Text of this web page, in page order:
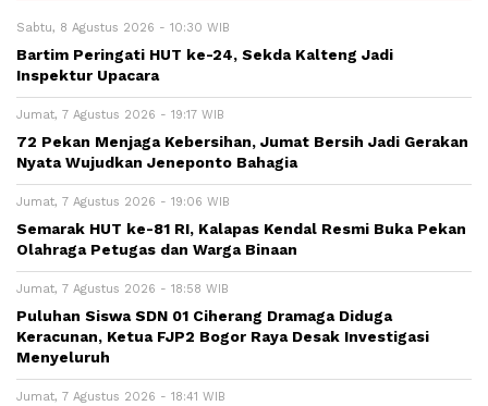
Sabtu, 8 Agustus 2026 - 10:30 WIB
Bartim Peringati HUT ke-24, Sekda Kalteng Jadi
Inspektur Upacara
Jumat, 7 Agustus 2026 - 19:17 WIB
72 Pekan Menjaga Kebersihan, Jumat Bersih Jadi Gerakan
Nyata Wujudkan Jeneponto Bahagia
Jumat, 7 Agustus 2026 - 19:06 WIB
Semarak HUT ke-81 RI, Kalapas Kendal Resmi Buka Pekan
Olahraga Petugas dan Warga Binaan
Jumat, 7 Agustus 2026 - 18:58 WIB
Puluhan Siswa SDN 01 Ciherang Dramaga Diduga
Keracunan, Ketua FJP2 Bogor Raya Desak Investigasi
Menyeluruh
Jumat, 7 Agustus 2026 - 18:41 WIB